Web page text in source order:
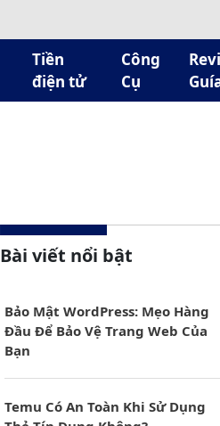
Tiền
điện tử
Công
Cụ
Bài viết nổi bật
Bảo Mật WordPress: Mẹo Hàng
Đầu Để Bảo Vệ Trang Web Của
Bạn
Temu Có An Toàn Khi Sử Dụng